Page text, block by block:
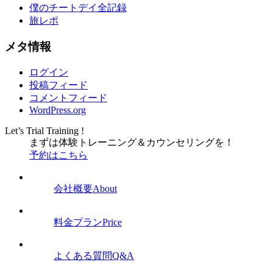
僕のチートデイ全記録
旅レポ
メタ情報
ログイン
投稿フィード
コメントフィード
WordPress.org
Let’s Trial Training !
まずは体験トレーニング＆ カウンセリングを！
予約はこちら
会社概要About
料金プランPrice
よくある質問Q&A